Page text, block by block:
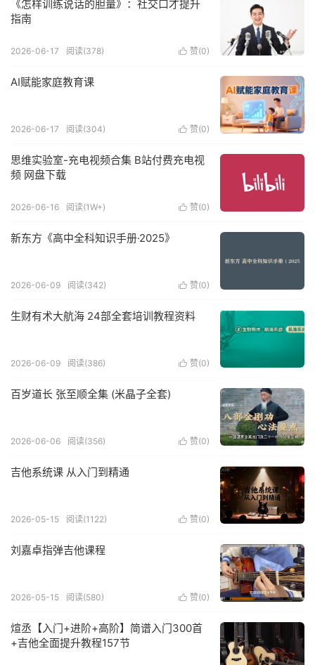
《怎样训练说话的胆量》：社交口才提升
指南
 赞(0)
2026-06-17 阅读(378)
AI赋能家庭教育课
 赞(0)
2026-06-17 阅读(304)
思维实验室-充电视频合集 B站付费充电视
频 网盘下载
 赞(0)
2026-06-16 阅读(1W+)
新东方《高中全科知识手册·2025》
 赞(0)
2026-06-09 阅读(342)
生财有术大航海 24部全套培训教程资料
 赞(0)
2026-06-09 阅读(386)
百岁道长 张至顺全集 (米晶子全套)
 赞(0)
2026-06-06 阅读(356)
吉他系统课 从入门到精通
 赞(0)
2026-05-15 阅读(1122)
刘嘉卓指弹吉他课程
 赞(0)
2026-05-15 阅读(580)
煊丞【入门+进阶+高阶】简谱入门300首
+吉他全面提升教程157节